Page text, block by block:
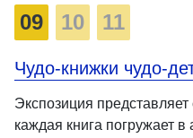
09 10 11
Чудо-книжки чудо-
Экспозиция
каждая книга погружает